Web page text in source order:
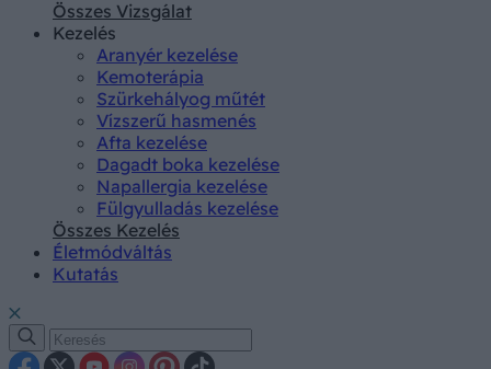
Összes Vizsgálat
Kezelés
Aranyér kezelése
Kemoterápia
Szürkehályog műtét
Vízszerű hasmenés
Afta kezelése
Dagadt boka kezelése
Napallergia kezelése
Fülgyulladás kezelése
Összes Kezelés
Életmódváltás
Kutatás